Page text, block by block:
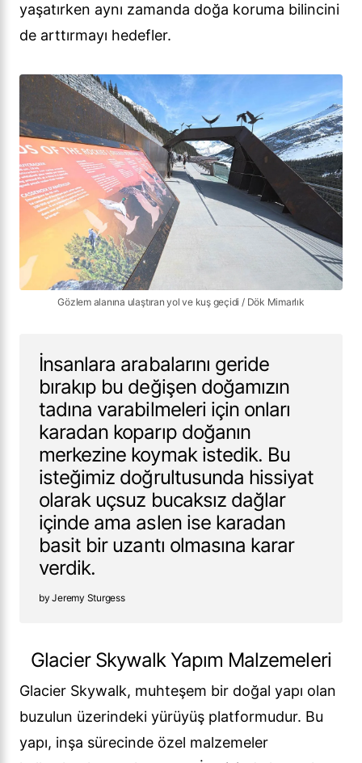
yaşatırken aynı zamanda doğa koruma bilincini
de arttırmayı hedefler.
Gözlem alanına ulaştıran yol ve kuş geçidi / Dök Mimarlık
İnsanlara arabalarını geride
bırakıp bu değişen doğamızın
tadına varabilmeleri için onları
karadan koparıp doğanın
merkezine koymak istedik. Bu
isteğimiz doğrultusunda hissiyat
olarak uçsuz bucaksız dağlar
içinde ama aslen ise karadan
basit bir uzantı olmasına karar
verdik.
Jeremy Sturgess
Glacier Skywalk Yapım Malzemeleri
Glacier Skywalk, muhteşem bir doğal yapı olan
buzulun üzerindeki yürüyüş platformudur. Bu
yapı, inşa sürecinde özel malzemeler